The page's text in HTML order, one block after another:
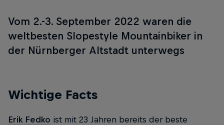
Vom 2.-3. September 2022 waren die
weltbesten Slopestyle Mountainbiker in
der Nürnberger Altstadt unterwegs
Wichtige Facts
Erik Fedko ist mit 23 Jahren bereits der beste